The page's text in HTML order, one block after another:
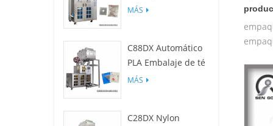
C19H PLA para
goteo
MÁS
C88DX Automático
PLA Embalaje de té
Máquina (bolsa
MÁS
C28DX Nylon